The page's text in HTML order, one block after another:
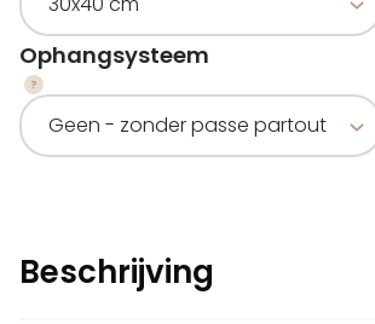
Ophangsysteem
Beschrijving